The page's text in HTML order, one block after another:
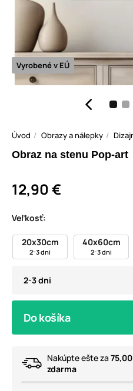
Vyrobené v EÚ
Úvod Obrazy a nálepky
Obraz na stenu Pop-art
12,90 €
Veľkosť:
20x30cm
2-3 dni
40x60cm
2-3 dni
2-3 dni
Do košíka
Nakúpte ešte za
zdarma